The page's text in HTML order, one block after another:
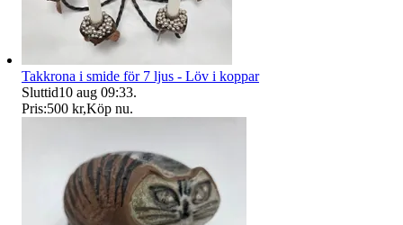
Takkrona i smide för 7 ljus - Löv i koppar
Sluttid10 aug 09:33.
Pris:500 kr,Köp nu.